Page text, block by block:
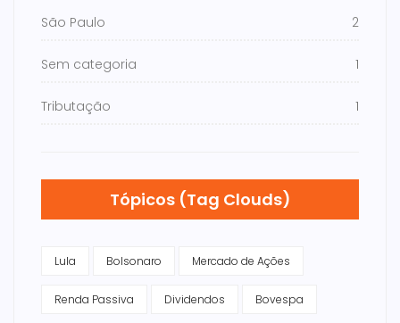
São Paulo 2
Sem categoria 1
Tributação 1
Tópicos (Tag Clouds)
Lula Bolsonaro Mercado de Ações
Renda Passiva Dividendos Bovespa